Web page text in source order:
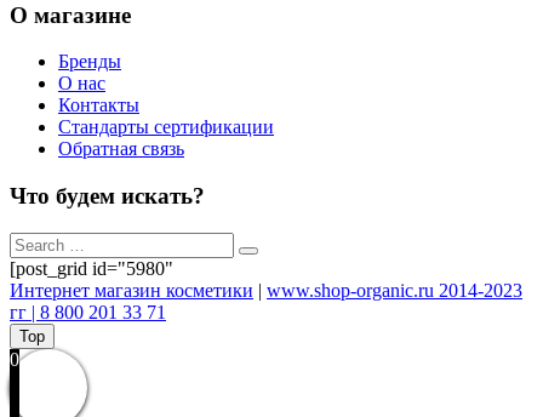
О магазине
Бренды
О нас
Контакты
Стандарты сертификации
Обратная связь
Что будем искать?
[post_grid id="5980"
Интернет магазин косметики | www.shop-organic.ru 2014-2023
гг | 8 800 201 33 71
Top
0